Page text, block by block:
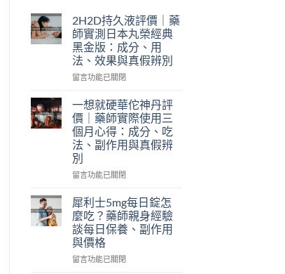
2H2D持久液評價｜藥
師實測日本丸榮經典
黑金版：成分、用
法、效果與真假辨別
在
久
液
評
價
｜
藥
實
測
日
本
丸
榮
留言功能已關閉
一想就硬華佗神丹評
價｜藥師實際使用三
個月心得：成分、吃
法、副作用與真假辨
別
在
想
就
硬
華
佗
神
留言功能已關閉
犀利士5mg每日錠怎
麼吃？藥師親身經驗
談每日保養、副作用
與價格
在
留言功能已關閉